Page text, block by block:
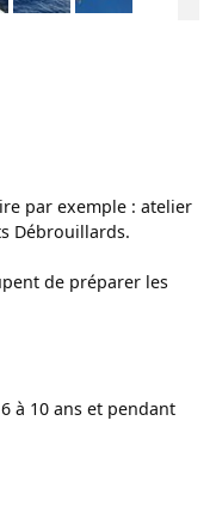
par exemple : atelier
Débrouillards.
de préparer les
à 10 ans et pendant